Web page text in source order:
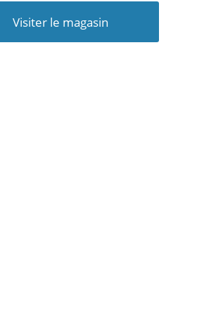
Visiter le magasin